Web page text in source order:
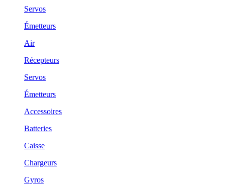
Servos
Émetteurs
Air
Récepteurs
Servos
Émetteurs
Accessoires
Batteries
Caisse
Chargeurs
Gyros